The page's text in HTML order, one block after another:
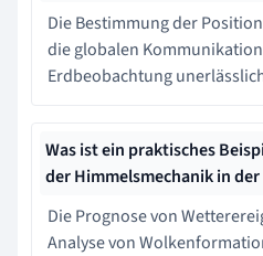
Die Bestimmung der
die globalen
Erdbeobachtung
Was ist ein praktisches
der Himmelsmechanik in
Die Prognose von
Analyse von